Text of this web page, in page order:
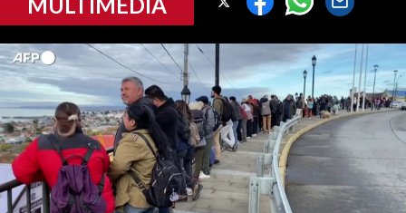
CRONACA SARDEGNA
PROVINCIA DI CAGLIARI
SULCIS IGLESIENTE
MEDIO CAMPIDANO
ORISTANO E PROVINCIA
SASSARI E PROVINCIA
GALLURA